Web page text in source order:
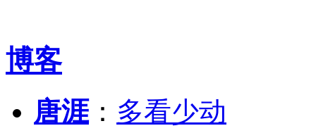
博客
唐涯： 多看少动